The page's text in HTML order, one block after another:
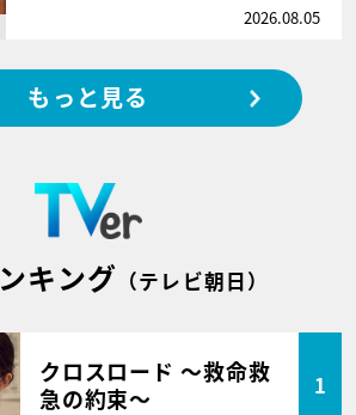
2026.08.05
もっと見る
キング （テレビ朝日）
クロスロード ～救命救
急の約束～
1